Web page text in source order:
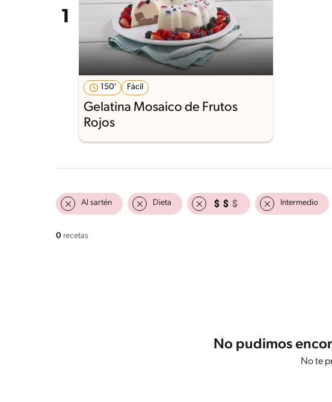
150' Fácil
Gelatina Mosaico de Frutos
Rojos
Al sartén Dieta Intermedio
0 recetas
No pudimos
No te